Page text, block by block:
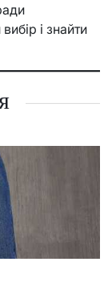
і знайти